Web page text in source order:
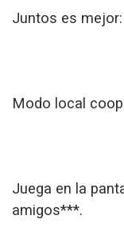
Juntos es
Modo local
Juega en la
amigos***.